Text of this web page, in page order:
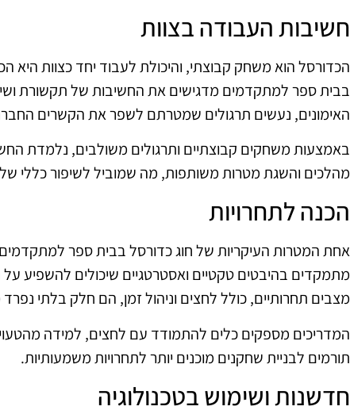
חשיבות העבודה בצוות
הכדורסל הוא משחק קבוצתי, והיכולת לעבוד יחד כצוות היא
בבית ספר למתקדמים מדגישים את החשיבות של תקשורת
האימונים, נעשים תרגולים שמטרתם לשפר את הקשרים
באמצעות משחקים קבוצתיים ותרגולים משולבים, נלמדת
מהלכים והשגת מטרות משותפות, מה שמוביל לשיפור כללי
הכנה לתחרויות
אחת המטרות העיקריות של חוג כדורסל בבית ספר
מתמקדים בהיבטים טקטיים ואסטרטגיים שיכולים להשפיע
מצבים תחרותיים, כולל לחצים וניהול זמן, הם חלק בלתי
המדריכים מספקים כלים להתמודד עם לחצים, למידה
תורמים לבניית שחקנים מוכנים יותר לתחרויות משמעותיות.
חדשנות ושימוש בטכנולוגיה